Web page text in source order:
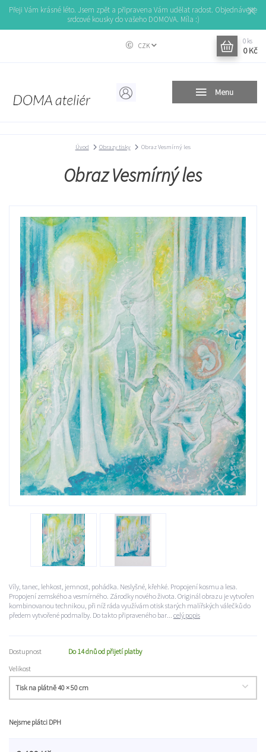
Přeji Vám krásné léto. Jsem zpět a připravena Vám udělat radost. Objednávejte
srdcové kousky do vašeho DOMOVA. Míla :)
Menu
CZK
0 ks
0 Kč
Úvod Obrazy tisky Obraz Vesmírný les
Obraz Vesmírný les
Víly, tanec, lehkost, jemnost, pohádka. Neslyšné, křehké. Propojení kosmu a lesa.
Propojení zemského a vesmírného. Zárodky nového života. Originál obrazu je vytvořen
kombinovanou technikou, při níž ráda využívám otisk starých malířských válečků do
předem vytvořené podmalby. Do takto připraveného bar... celý popis
Dostupnost
Do 14 dnů od přijetí platby
Velikost
Nejsme plátci DPH